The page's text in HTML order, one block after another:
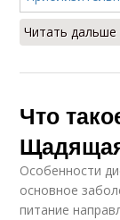
Читать
Что
Особенности
основное
питание